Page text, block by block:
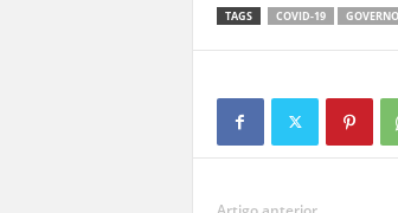
TAGS COVID-19